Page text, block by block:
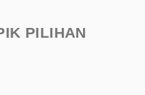
PILIHAN